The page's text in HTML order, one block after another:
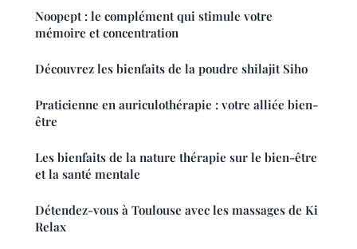
Noopept : le complément qui stimule votre
mémoire et concentration
Découvrez les bienfaits de la poudre shilajit Siho
Praticienne en auriculothérapie : votre alliée bien-
être
Les bienfaits de la nature thérapie sur le bien-être
et la santé mentale
Détendez-vous à Toulouse avec les massages de Ki
Relax